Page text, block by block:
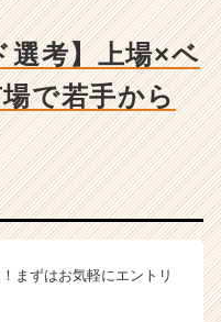
選考】上場×ベ
で若手から
まずはお気軽にエントリ